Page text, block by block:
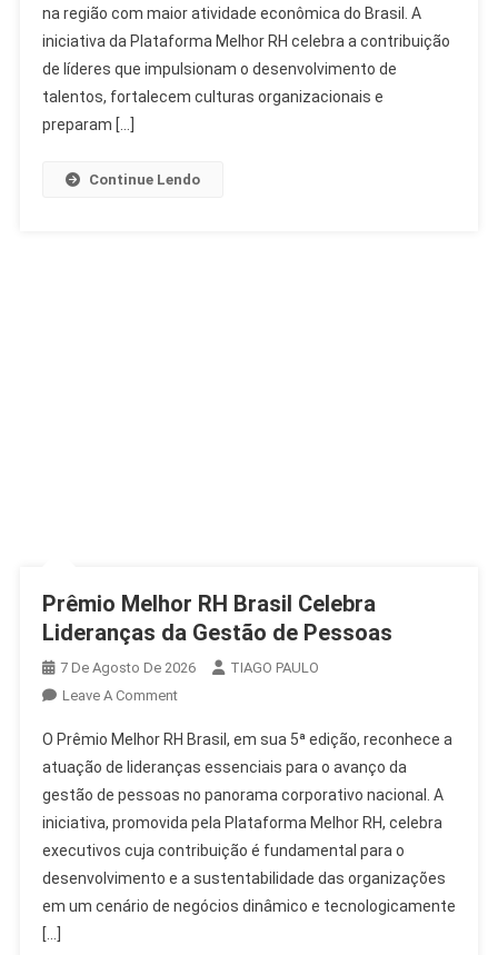
Melhor
RH
Sudeste
Reconhece
na região com maior atividade econômica do Brasil. A
iniciativa da Plataforma Melhor RH celebra a contribuição
de líderes que impulsionam o desenvolvimento de
talentos, fortalecem culturas organizacionais e
preparam […]
Continue Lendo
Prêmio Melhor RH Brasil Celebra
Lideranças da Gestão de Pessoas
7 De Agosto De 2026
TIAGO PAULO
Leave A CommentOn
Melhor
RH
Brasil
Celebra
Lideranças
Da
Gestão
O Prêmio Melhor RH Brasil, em sua 5ª edição, reconhece a
atuação de lideranças essenciais para o avanço da
gestão de pessoas no panorama corporativo nacional. A
iniciativa, promovida pela Plataforma Melhor RH, celebra
executivos cuja contribuição é fundamental para o
desenvolvimento e a sustentabilidade das organizações
em um cenário de negócios dinâmico e tecnologicamente
[…]